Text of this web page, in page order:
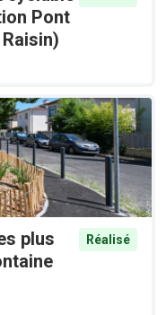
Pont
plus
Réalisé